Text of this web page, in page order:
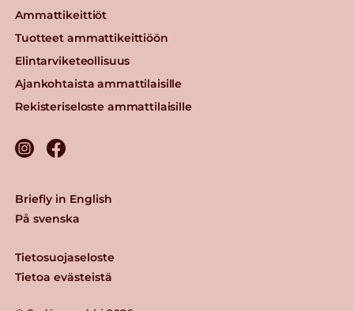
Ammattikeittiöt
Tuotteet ammattikeittiöön
Elintarviketeollisuus
Ajankohtaista ammattilaisille
Rekisteriseloste ammattilaisille
Tietosuojaseloste
Tietoa evästeistä
Briefly in English
På svenska